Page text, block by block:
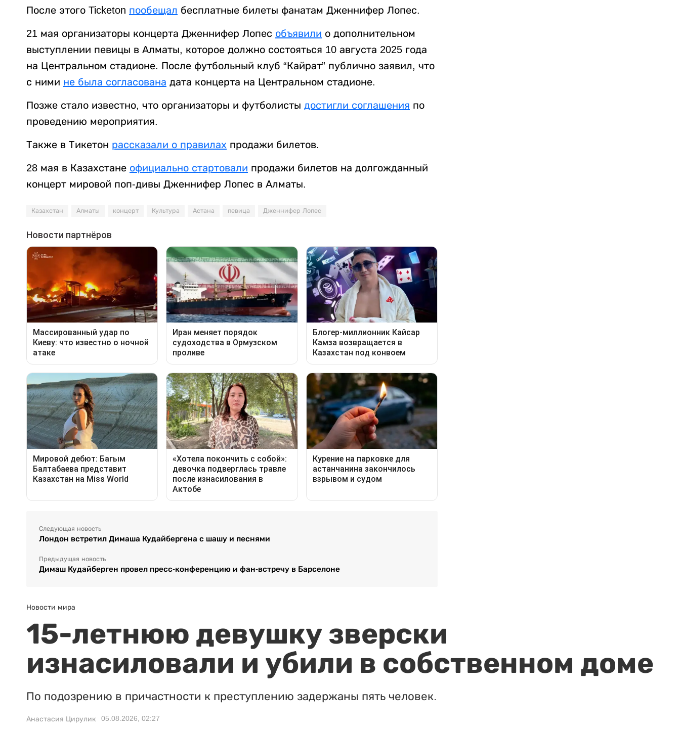
После этого Ticketon пообещал бесплатные билеты фанатам Дженнифер Лопес.
21 мая организаторы концерта Дженнифер Лопес объявили о дополнительном
выступлении певицы в Алматы, которое должно состояться 10 августа 2025 года
на Центральном стадионе. После футбольный клуб “Кайрат” публично заявил, что
с ними не была согласована дата концерта на Центральном стадионе.
Позже стало известно, что организаторы и футболисты достигли соглашения по
проведению мероприятия.
Также в Тикетон рассказали о правилах продажи билетов.
28 мая в Казахстане официально стартовали продажи билетов на долгожданный
концерт мировой поп-дивы Дженнифер Лопес в Алматы.
Казахстан Алматы концерт Культура Астана певица Дженнифер Лопес
Следующая новость
Лондон встретил Димаша Кудайбергена с шашу и песнями
Предыдущая новость
Димаш Кудайберген провел пресс-конференцию и фан-встречу в Барселоне
Новости мира
15-летнюю девушку зверски
изнасиловали и убили в собственном доме
По подозрению в причастности к преступлению задержаны пять человек.
Анастасия Цирулик 05.08.2026, 02:27